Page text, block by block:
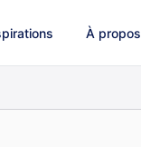
À propos